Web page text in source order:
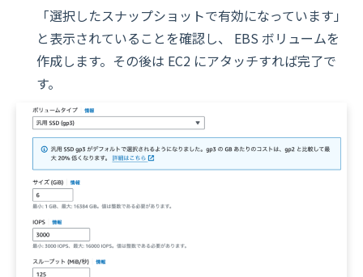
「選択したスナップショットで有効になっています」
と表示されていることを確認し、 EBS ボリュームを
作成します。その後は EC2 にアタッチすれば完了で
す。